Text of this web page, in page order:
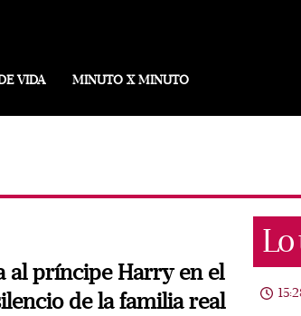
VIDA MINUTO X MINUTO
al príncipe Harry en el
de la familia real